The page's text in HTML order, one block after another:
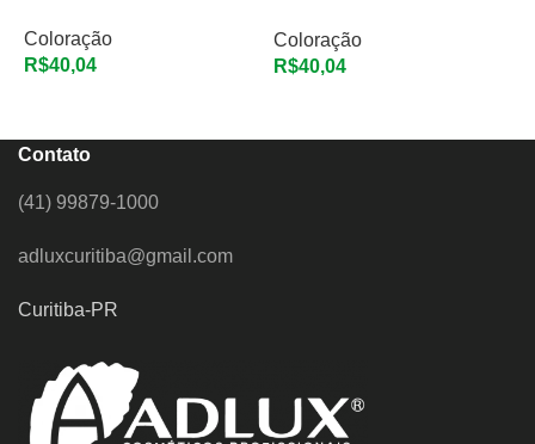
Coloração
R$40,04
Coloração
R$40,04
Contato
(41) 99879-1000
adluxcuritiba@gmail.com
Curitiba-PR